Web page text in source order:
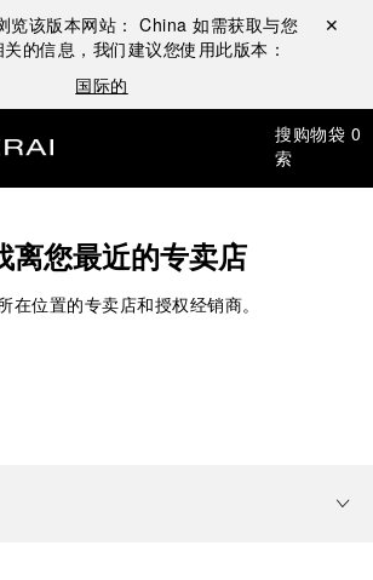
览该版本网站： China 如需获取与您
的信息，我们建议您使用此版本：
国际的
关闭 ✕
搜
索
购物袋 0
离您最近的专卖店
在位置的专卖店和授权经销商。